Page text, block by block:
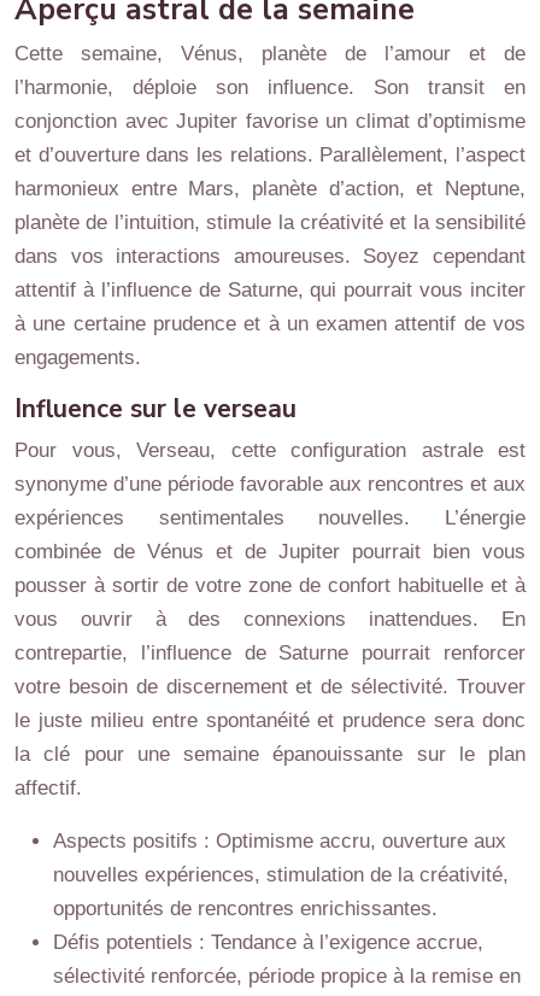
Aperçu astral de la semaine
Cette semaine, Vénus, planète de l’amour et de
l’harmonie, déploie son influence. Son transit en
conjonction avec Jupiter favorise un climat d’optimisme
et d’ouverture dans les relations. Parallèlement, l’aspect
harmonieux entre Mars, planète d’action, et Neptune,
planète de l’intuition, stimule la créativité et la sensibilité
dans vos interactions amoureuses. Soyez cependant
attentif à l’influence de Saturne, qui pourrait vous inciter
à une certaine prudence et à un examen attentif de vos
engagements.
Influence sur le verseau
Pour vous, Verseau, cette configuration astrale est
synonyme d’une période favorable aux rencontres et aux
expériences sentimentales nouvelles. L’énergie
combinée de Vénus et de Jupiter pourrait bien vous
pousser à sortir de votre zone de confort habituelle et à
vous ouvrir à des connexions inattendues. En
contrepartie, l’influence de Saturne pourrait renforcer
votre besoin de discernement et de sélectivité. Trouver
le juste milieu entre spontanéité et prudence sera donc
la clé pour une semaine épanouissante sur le plan
affectif.
Aspects positifs : Optimisme accru, ouverture aux
nouvelles expériences, stimulation de la créativité,
opportunités de rencontres enrichissantes.
Défis potentiels : Tendance à l’exigence accrue,
sélectivité renforcée, période propice à la remise en